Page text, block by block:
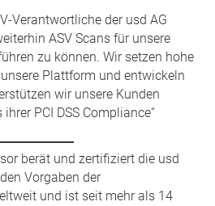
Verantwortliche der usd AG
ASV Scans für unsere
zu können. Wir setzen hohe
Plattform und entwickeln
wir unsere Kunden
PCI DSS Compliance“
berät und zertifiziert die usd
Vorgaben der
und ist seit mehr als 14